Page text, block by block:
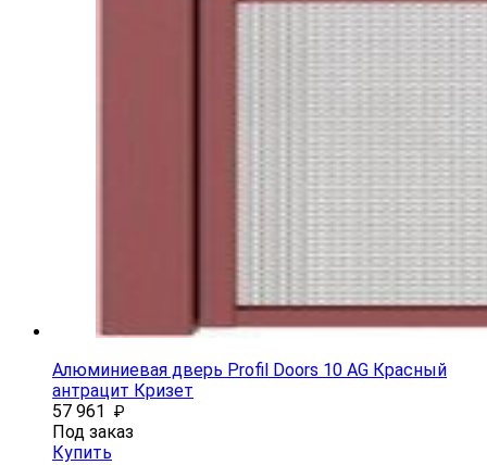
Алюминиевая дверь Profil Doors 10 AG Красный
антрацит Кризет
57 961
₽
Под заказ
Купить